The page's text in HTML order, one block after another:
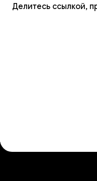
Делитесь ссылкой,